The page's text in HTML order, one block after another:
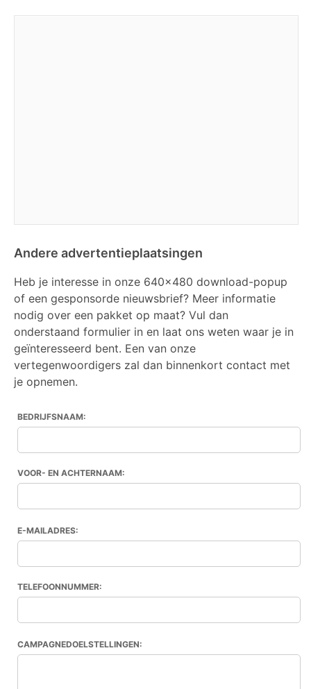
Andere advertentieplaatsingen
Heb je interesse in onze 640x480 download-popup
of een gesponsorde nieuwsbrief? Meer informatie
nodig over een pakket op maat? Vul dan
onderstaand formulier in en laat ons weten waar je in
geïnteresseerd bent. Een van onze
vertegenwoordigers zal dan binnenkort contact met
je opnemen.
BEDRIJFSNAAM:
VOOR- EN ACHTERNAAM:
E-MAILADRES:
TELEFOONNUMMER:
CAMPAGNEDOELSTELLINGEN: